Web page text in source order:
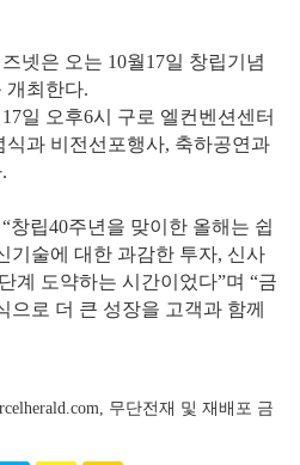
넷은 오는 10월17일 창립기념
개최한다.
일 오후6시 구로 엘컨벤션센터
과 비전선포행사, 축하공연과
창립40주년을 맞이한 올해는 쉽
기술에 대한 과감한 투자, 신사
계 도약하는 시간이었다”며 “금
으로 더 큰 성장을 고객과 함께
무단전재 및 재배포 금